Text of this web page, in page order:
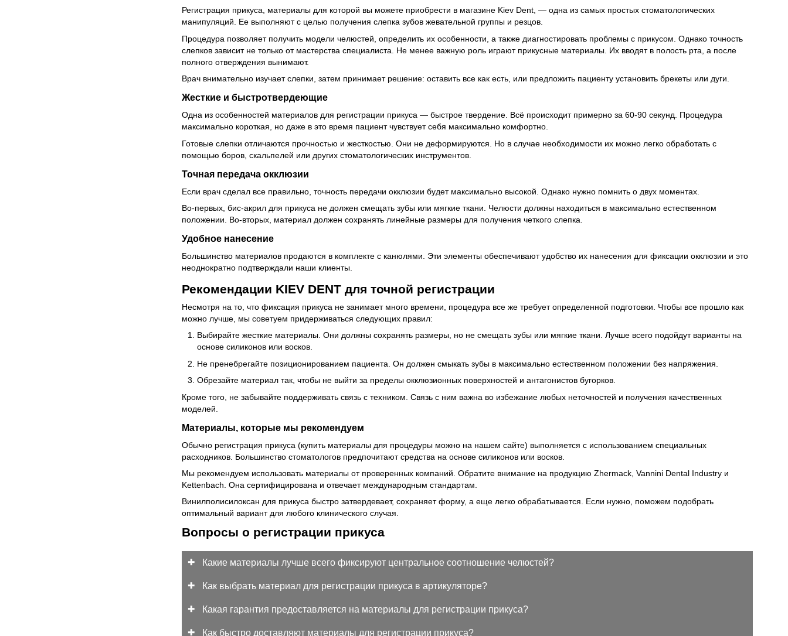
Регистрация прикуса, материалы для которой вы можете приобрести в магазине Kiev Dent, — одна из самых простых стоматологических
манипуляций. Ее выполняют с целью получения слепка зубов жевательной группы и резцов.
Процедура позволяет получить модели челюстей, определить их особенности, а также диагностировать проблемы с прикусом. Однако точность
слепков зависит не только от мастерства специалиста. Не менее важную роль играют прикусные материалы. Их вводят в полость рта, а после
полного отверждения вынимают.
Врач внимательно изучает слепки, затем принимает решение: оставить все как есть, или предложить пациенту установить брекеты или дуги.
Жесткие и быстротвердеющие
Одна из особенностей материалов для регистрации прикуса — быстрое твердение. Всё происходит примерно за 60-90 секунд. Процедура
максимально короткая, но даже в это время пациент чувствует себя максимально комфортно.
Готовые слепки отличаются прочностью и жесткостью. Они не деформируются. Но в случае необходимости их можно легко обработать с
помощью боров, скальпелей или других стоматологических инструментов.
Точная передача окклюзии
Если врач сделал все правильно, точность передачи окклюзии будет максимально высокой. Однако нужно помнить о двух моментах.
Во-первых, бис-акрил для прикуса не должен смещать зубы или мягкие ткани. Челюсти должны находиться в максимально естественном
положении. Во-вторых, материал должен сохранять линейные размеры для получения четкого слепка.
Удобное нанесение
Большинство материалов продаются в комплекте с канюлями. Эти элементы обеспечивают удобство их нанесения для фиксации окклюзии и это
неоднократно подтверждали наши клиенты.
Рекомендации KIEV DENT для точной регистрации
Несмотря на то, что фиксация прикуса не занимает много времени, процедура все же требует определенной подготовки. Чтобы все прошло как
можно лучше, мы советуем придерживаться следующих правил:
Выбирайте жесткие материалы. Они должны сохранять размеры, но не смещать зубы или мягкие ткани. Лучше всего подойдут варианты на
основе силиконов или восков.
Не пренебрегайте позиционированием пациента. Он должен смыкать зубы в максимально естественном положении без напряжения.
Обрезайте материал так, чтобы не выйти за пределы окклюзионных поверхностей и антагонистов бугорков.
Кроме того, не забывайте поддерживать связь с техником. Связь с ним важна во избежание любых неточностей и получения качественных
моделей.
Материалы, которые мы рекомендуем
Обычно регистрация прикуса (купить материалы для процедуры можно на нашем сайте) выполняется с использованием специальных
расходников. Большинство стоматологов предпочитают средства на основе силиконов или восков.
Мы рекомендуем использовать материалы от проверенных компаний. Обратите внимание на продукцию Zhermack, Vannini Dental Industry и
Kettenbach. Она сертифицирована и отвечает международным стандартам.
Винилполисилоксан для прикуса быстро затвердевает, сохраняет форму, а еще легко обрабатывается. Если нужно, поможем подобрать
оптимальный вариант для любого клинического случая.
Вопросы о регистрации прикуса
Какие материалы лучше всего фиксируют центральное соотношение челюстей?
Как выбрать материал для регистрации прикуса в артикуляторе?
Какая гарантия предоставляется на материалы для регистрации прикуса?
Как быстро доставляют материалы для регистрации прикуса?